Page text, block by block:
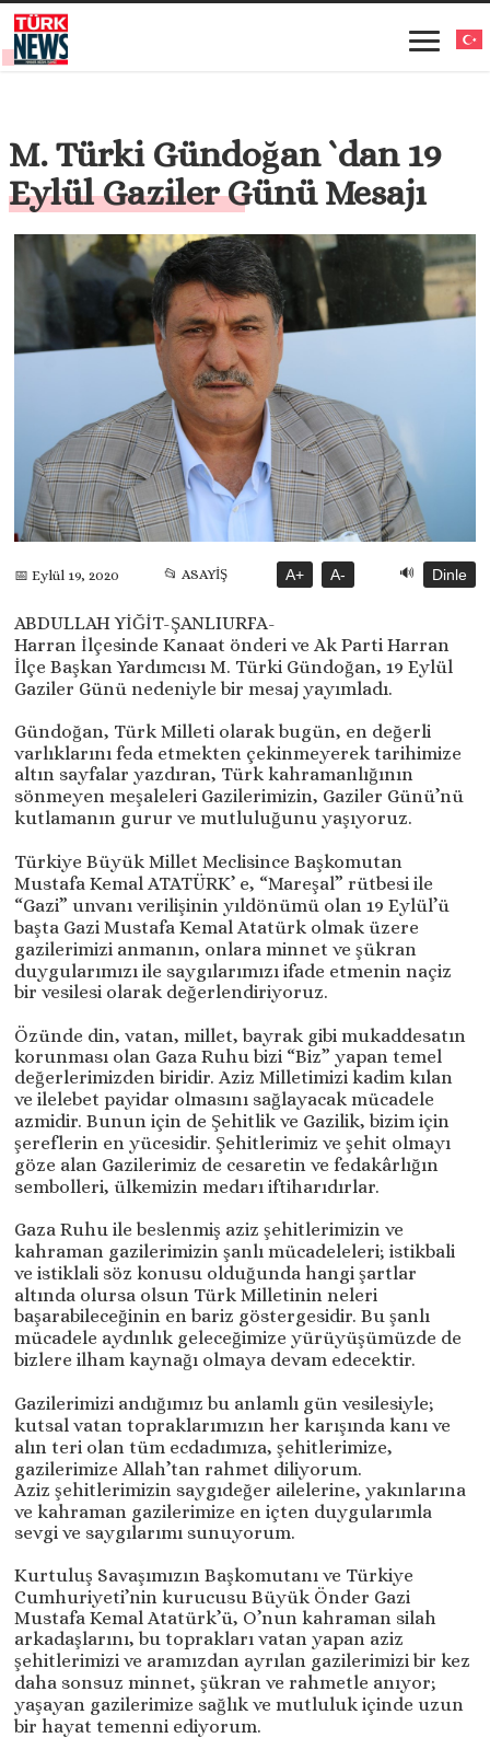
M. Türki Gündoğan `dan 19
Eylül Gaziler Günü Mesajı
📅 Eylül 19, 2020 📂 ASAYİŞ A+ A- 🔊 Dinle
ABDULLAH YİĞİT-ŞANLIURFA-
Harran İlçesinde Kanaat önderi ve Ak Parti Harran
İlçe Başkan Yardımcısı M. Türki Gündoğan, 19 Eylül
Gaziler Günü nedeniyle bir mesaj yayımladı.
Gündoğan, Türk Milleti olarak bugün, en değerli
varlıklarını feda etmekten çekinmeyerek tarihimize
altın sayfalar yazdıran, Türk kahramanlığının
sönmeyen meşaleleri Gazilerimizin, Gaziler Günü’nü
kutlamanın gurur ve mutluluğunu yaşıyoruz.
Türkiye Büyük Millet Meclisince Başkomutan
Mustafa Kemal ATATÜRK’ e, “Mareşal” rütbesi ile
“Gazi” unvanı verilişinin yıldönümü olan 19 Eylül’ü
başta Gazi Mustafa Kemal Atatürk olmak üzere
gazilerimizi anmanın, onlara minnet ve şükran
duygularımızı ile saygılarımızı ifade etmenin naçiz
bir vesilesi olarak değerlendiriyoruz.
Özünde din, vatan, millet, bayrak gibi mukaddesatın
korunması olan Gaza Ruhu bizi “Biz” yapan temel
değerlerimizden biridir. Aziz Milletimizi kadim kılan
ve ilelebet payidar olmasını sağlayacak mücadele
azmidir. Bunun için de Şehitlik ve Gazilik, bizim için
şereflerin en yücesidir. Şehitlerimiz ve şehit olmayı
göze alan Gazilerimiz de cesaretin ve fedakârlığın
sembolleri, ülkemizin medarı iftiharıdırlar.
Gaza Ruhu ile beslenmiş aziz şehitlerimizin ve
kahraman gazilerimizin şanlı mücadeleleri; istikbali
ve istiklali söz konusu olduğunda hangi şartlar
altında olursa olsun Türk Milletinin neleri
başarabileceğinin en bariz göstergesidir. Bu şanlı
mücadele aydınlık geleceğimize yürüyüşümüzde de
bizlere ilham kaynağı olmaya devam edecektir.
Gazilerimizi andığımız bu anlamlı gün vesilesiyle;
kutsal vatan topraklarımızın her karışında kanı ve
alın teri olan tüm ecdadımıza, şehitlerimize,
gazilerimize Allah’tan rahmet diliyorum.
Aziz şehitlerimizin saygıdeğer ailelerine, yakınlarına
ve kahraman gazilerimize en içten duygularımla
sevgi ve saygılarımı sunuyorum.
Kurtuluş Savaşımızın Başkomutanı ve Türkiye
Cumhuriyeti’nin kurucusu Büyük Önder Gazi
Mustafa Kemal Atatürk’ü, O’nun kahraman silah
arkadaşlarını, bu toprakları vatan yapan aziz
şehitlerimizi ve aramızdan ayrılan gazilerimizi bir kez
daha sonsuz minnet, şükran ve rahmetle anıyor;
yaşayan gazilerimize sağlık ve mutluluk içinde uzun
bir hayat temenni ediyorum.